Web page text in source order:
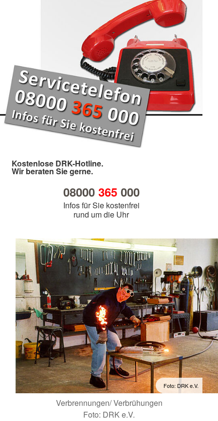
Kostenlose DRK-Hotline.
Wir beraten Sie gerne.
08000 365000
Infos für Sie kostenfrei
rund um die Uhr
Foto: DRK e.V.
Verbrennungen/ Verbrühungen
Foto: DRK e.V.